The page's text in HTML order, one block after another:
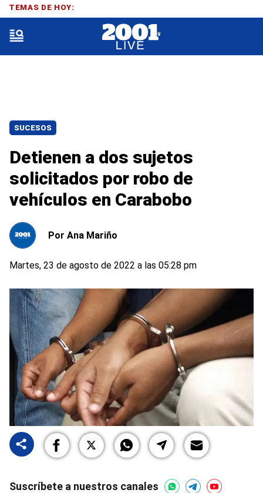
SUCESOS
Detienen a dos sujetos
solicitados por robo de
vehículos en Carabobo
Por Ana Mariño
Martes, 23 de agosto de 2022 a las 05:28 pm
Suscríbete a nuestros canales
TEMAS DE HOY: